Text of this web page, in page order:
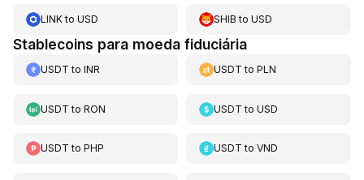
LINKto USD SHIB toUSD
Stablecoins para moeda fiduciária
USDT to INR USDT toPLN
USDT to RON USDT toUSD
USDT to PHP USDT toVND